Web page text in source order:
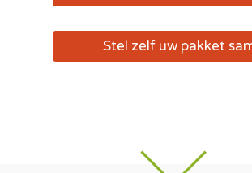
Stel zelf uw pakket